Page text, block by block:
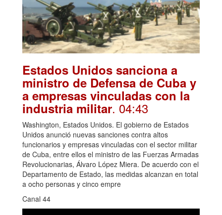
Estados Unidos sanciona a
ministro de Defensa de Cuba y
a empresas vinculadas con la
industria militar. 04:43
Washington, Estados Unidos. El gobierno de Estados
Unidos anunció nuevas sanciones contra altos
funcionarios y empresas vinculadas con el sector militar
de Cuba, entre ellos el ministro de las Fuerzas Armadas
Revolucionarias, Álvaro López Miera. De acuerdo con el
Departamento de Estado, las medidas alcanzan en total
a ocho personas y cinco empre
Canal 44